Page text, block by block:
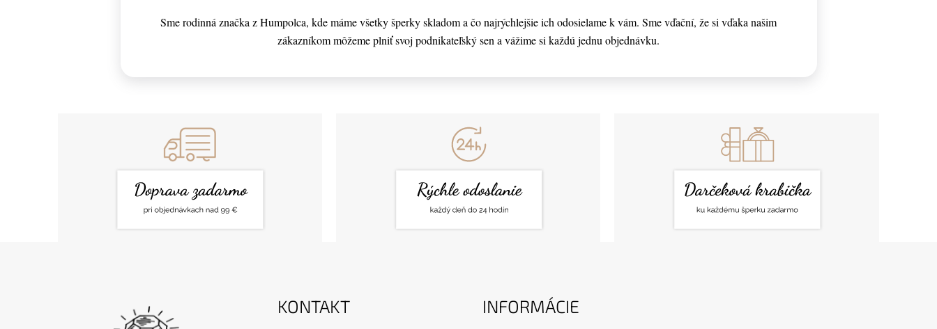
Sme rodinná značka z Humpolca, kde máme všetky šperky skladom a čo najrýchlejšie ich odosielame k vám. Sme vďační, že si vďaka našim
zákazníkom môžeme plniť svoj podnikateľský sen a vážime si každú jednu objednávku.
KONTAKT INFORMÁCIE